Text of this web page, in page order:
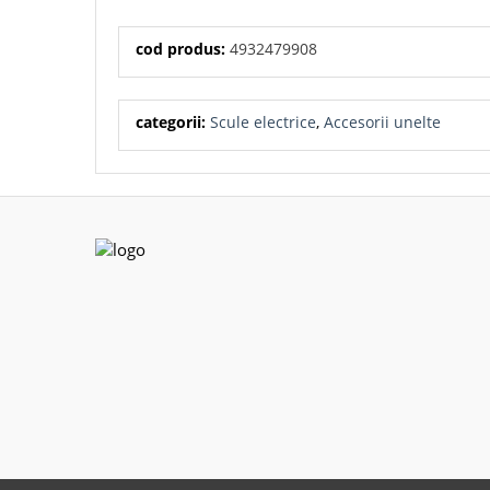
cod produs: 4932479908
categorii: Scule electrice, Accesorii unelte